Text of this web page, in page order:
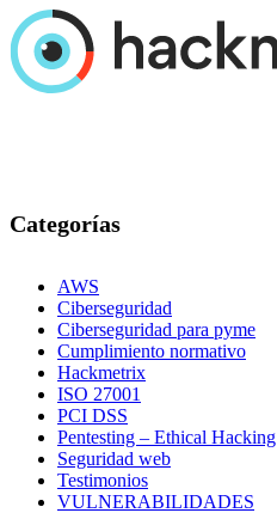
Categorías
AWS
Ciberseguridad
Ciberseguridad para pyme
Cumplimiento normativo
Hackmetrix
ISO 27001
PCI DSS
Pentesting – Ethical Hacking
Seguridad web
Testimonios
VULNERABILIDADES